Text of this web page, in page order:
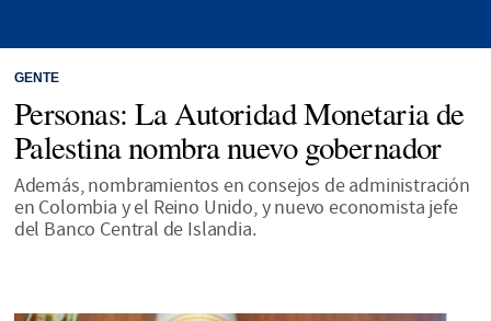
GENTE
Personas: La Autoridad Monetaria de
Palestina nombra nuevo gobernador
Además, nombramientos en consejos de administración
en Colombia y el Reino Unido, y nuevo economista jefe
del Banco Central de Islandia.